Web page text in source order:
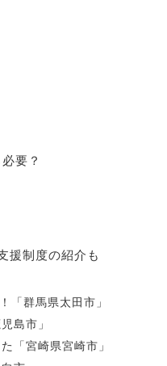
要？
援制度の紹介も
「群馬県太田市」
島市」
「宮崎県宮崎市」